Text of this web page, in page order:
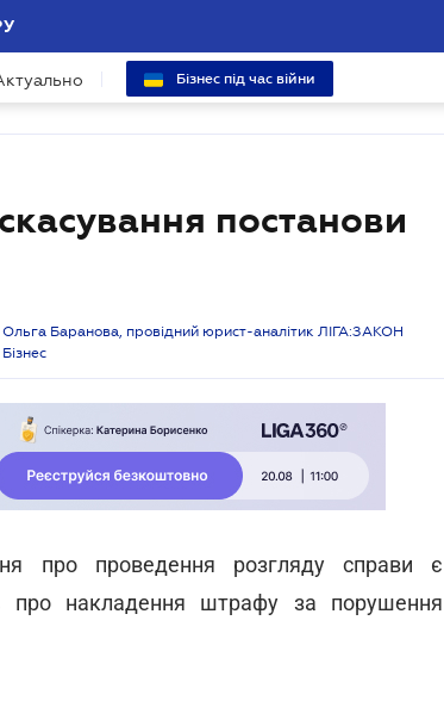
Бізнес під час війни
постанови
Ольга Баранова, провідний юрист-аналітик ЛІГА:ЗАКОН
Бізнес
про проведення розгляду справи є
про накладення штрафу за порушення